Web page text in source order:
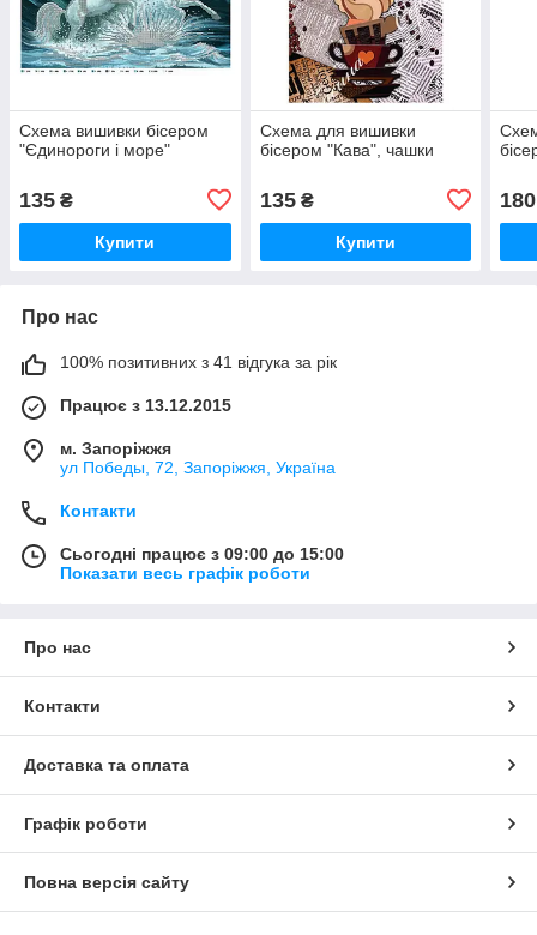
Схема вишивки бісером
"Єдинороги і море"
135 ₴
Купити
Схема для вишивки
бісером "Кава", чашки
135₴
Купити
180
Про нас
100% позитивних з 41 відгука за рік
Працює з 13.12.2015
м. Запоріжжя
ул Победы, 72, Запоріжжя, Україна
Контакти
Сьогодні працює з 09:00 до 15:00
Показати весь графік роботи
Про нас
Контакти
Доставка та оплата
Графік роботи
Повна версія сайту